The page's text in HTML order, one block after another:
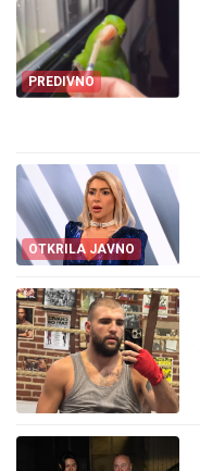
PREDIVNO
OTKRILA JAVNO